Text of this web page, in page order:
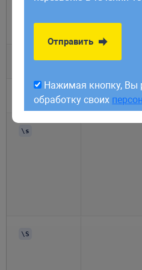
\s
\S
обработку своих
Отправить
Нажимая кнопку, Вы
обработку своих